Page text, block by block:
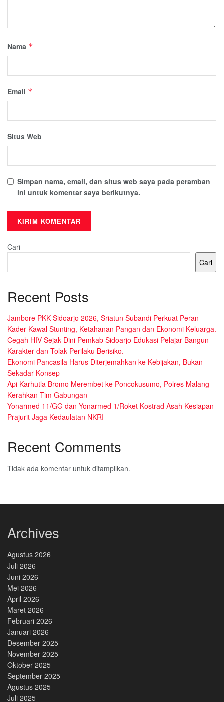
Nama *
Email *
Situs Web
Simpan nama, email, dan situs web saya pada peramban
ini untuk komentar saya berikutnya.
Cari
Cari
Recent Posts
Jambore PKK Sidoarjo 2026, Sriatun Subandi Perkuat Peran
Kader Kawal Stunting, Ketahanan Pangan dan Ekonomi Keluarga.
Cegah HIV Sejak Dini Pemkab Sidoarjo Edukasi Pelajar Bangun
Karakter dan Tolak Perilaku Berisiko.
Ekonomi Pancasila Harus Diterjemahkan ke Kebijakan, Bukan
Sekadar Konsep
Api Karhutla Bromo Merembet ke Poncokusumo, Polres Malang
Kerahkan Tim Gabungan
Yonarmed 11/GG dan Yonarmed 1/Roket Kostrad Asah Kesiapan
Prajurit Jaga Kedaulatan NKRI
Recent Comments
Tidak ada komentar untuk ditampilkan.
Archives
Agustus 2026
Juli 2026
Juni 2026
Mei 2026
April 2026
Maret 2026
Februari 2026
Januari 2026
Desember 2025
November 2025
Oktober 2025
September 2025
Agustus 2025
Juli 2025